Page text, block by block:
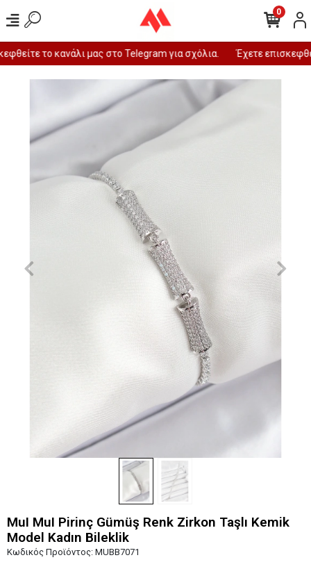
το κανάλι μας στο Telegram για σχόλια. Έχετε
0
MuI MuI Pirinç Gümüş Renk Zirkon Taşlı Kemik
Model Kadın Bileklik
Κωδικός Προϊόντος: MUBB7071